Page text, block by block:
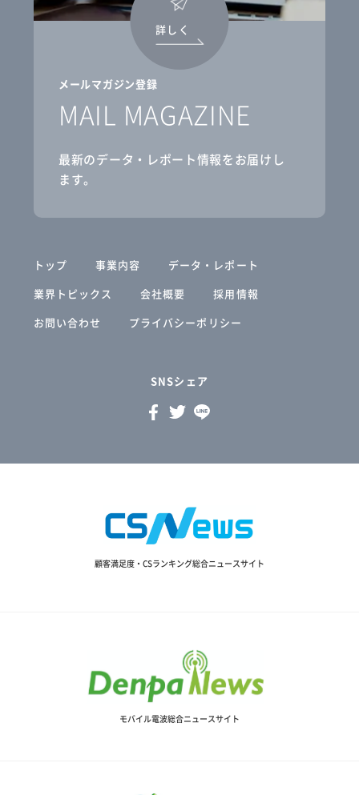
メールマガジン登録
MAIL MAGAZINE
最新のデータ・レポート情報をお届けし
ます。
詳しく
トップ 事業内容
データ・レポート
業界トピックス
会社概要
採用情報
お問い合わせ
プライバシーポリシー
SNSシェア
顧客満足度・CSランキング総合ニュースサイト
モバイル電波総合ニュースサイト